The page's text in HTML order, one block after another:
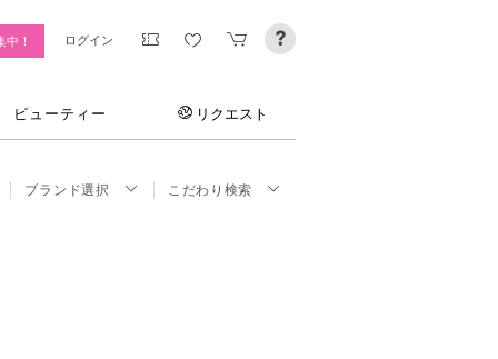
中！ ログイン
ビューティー リクエスト
ブランド選択 こだわり検索